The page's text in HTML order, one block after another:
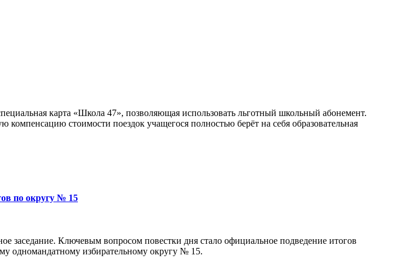
карта «Школа 47», позволяющая использовать льготный школьный абонемент.
стоимости поездок учащегося полностью берёт на себя образовательная
по округу № 15
заседание. Ключевым вопросом повестки дня стало официальное подведение итогов
одномандатному избирательному округу № 15.